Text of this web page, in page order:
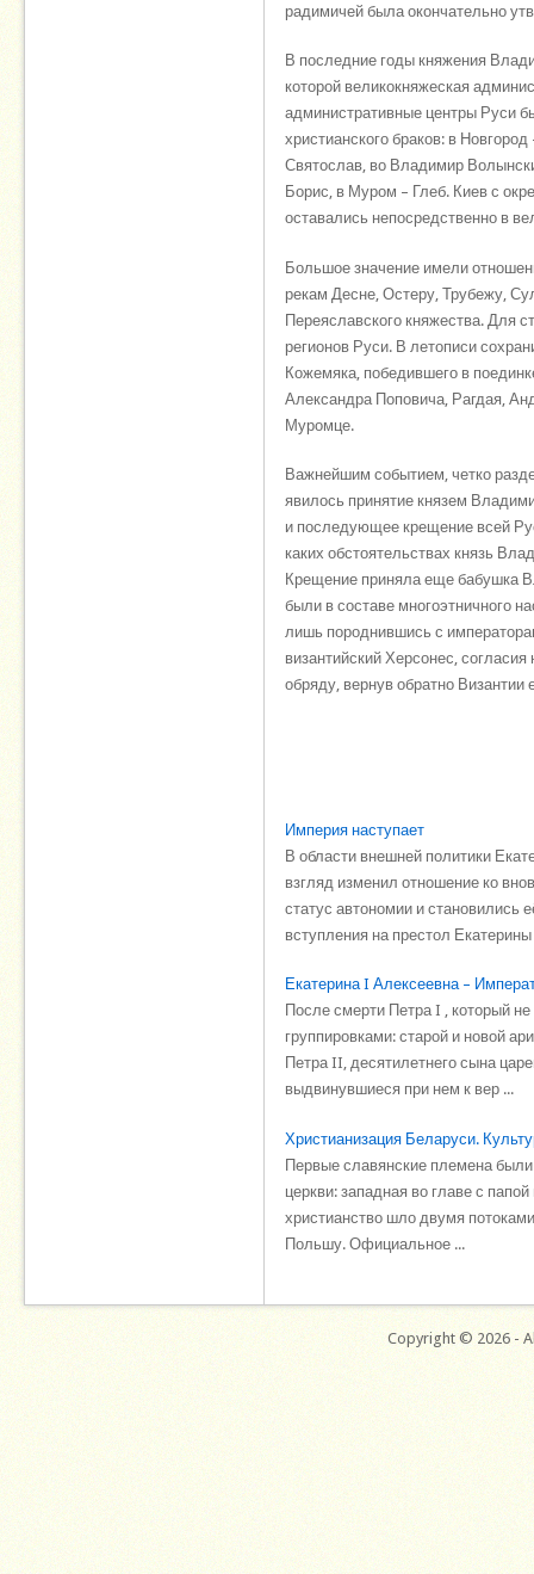
радимичей была окончательно
В последние годы княжения
которой великокняжеская
административные центры Руси
христианского браков: в
Святослав, во Владимир
Борис, в Муром – Глеб. Киев с
оставались непосредственно в
Большое значение имели
рекам Десне, Остеру, Трубежу,
Переяславского княжества. Для
регионов Руси. В летописи
Кожемяка, победившего в
Александра Поповича, Рагдая,
Муромце.
Важнейшим событием, четко
явилось принятие князем
и последующее крещение всей
каких обстоятельствах князь
Крещение приняла еще бабушка
были в составе многоэтничного
лишь породнившись с
византийский Херсонес,
обряду, вернув обратно Византии
Империя наступает
В области внешней политики
взгляд изменил отношение ко
статус автономии и
вступления на престол Екатерины
Екатерина I Алексеевна –
После смерти Петра I , который
группировками: старой и новой
Петра II, десятилетнего сына
выдвинувшиеся при нем к вер ...
Христианизация Беларуси.
Первые славянские племена
церкви: западная во главе с
христианство шло двумя
Польшу. Официальное ...
Copyright © 2026 -